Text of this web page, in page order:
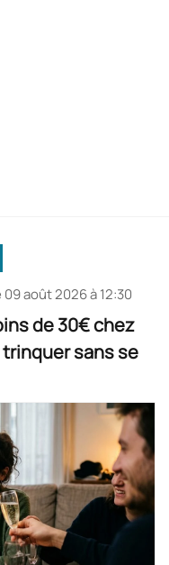
09 août 2026 à 12:30
de 30€ chez
sans se